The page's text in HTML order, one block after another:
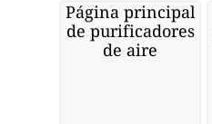
Página principal
de purificadores
de aire